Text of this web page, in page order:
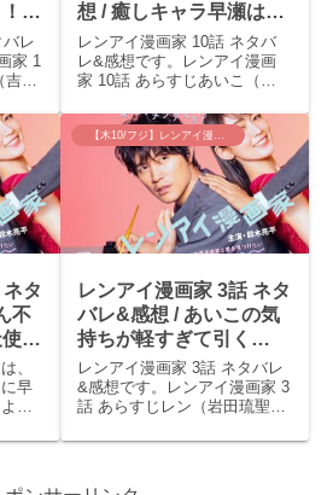
あ
イレ
家 1
岡
石
な
子
い
...
想 / 癒しキャラ早瀬はス
トーカーから可憐の下僕
へ。
レンアイ漫画家 10話 ネタバ
レ&感想です。レンアイ漫画
家 10話 あらすじあいこ（吉
亮平）は付き合うことにな
り、刈部は自分の恋愛に浮か
れる心境の変化に驚きつつも
幸せを感じる。可憐（木南晴
夏）と早瀬（竜星涼）は花
タ
不
面
、
早
う
で
校
【木10/フジ】レンアイ漫画家
レンアイ漫画家 3話 ネタ
バレ&感想 / あいこの気
持ちが軽すぎて引く
(;^ω^)木南晴夏に期待し
てます！！
レンアイ漫画家 3話 ネタバレ
&感想です。レンアイ漫画家 3
話 あらすじレン（岩田琉聖）
て、刈部清一郎（鈴木亮平）
あいこ（吉岡里帆）は次の仕